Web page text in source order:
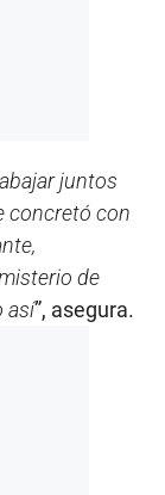
juntos
concretó con
de
así”, asegura.